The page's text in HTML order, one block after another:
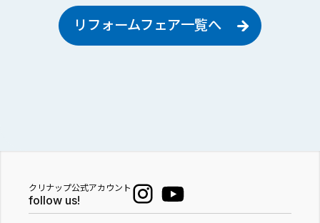
リフォームフェア一覧へ
クリナップ公式アカウント
follow us!